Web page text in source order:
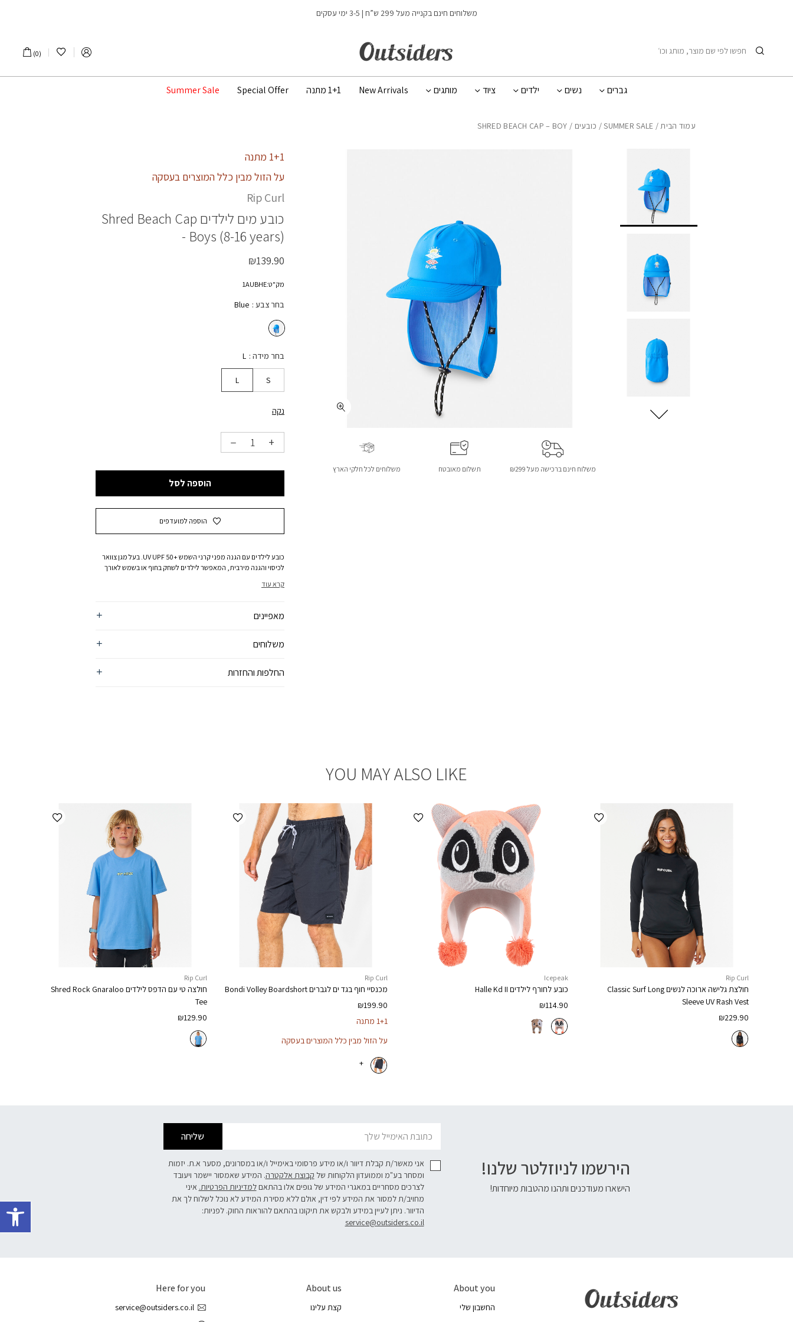
משלוחים חינם בקנייה מעל 299 ש”ח | 3-5 ימי עסקים
הרשימה שלי
0
חיפוש
גברים נשים ילדים ציוד מותגים New Arrivals 1+1 מתנה Special Offer
Summer Sale
עמוד הבית/
SUMMER SALE
/ כובעים / SHRED BEACH CAP – BOY
Rip Curl
כובע מים לילדים Shred Beach Cap
- Boys (8-16 years)
₪139.90
מק"ט:1AUBHE
1+1 מתנה
על הזול מבין כלל המוצרים בעסקה
בחר צבע Blue
בחר מידה L
S
L
נקה
הוספה לסל
הוספה למועדפים
כובע לילדים עם הגנה מפני קרני השמש +UV UPF 50. בעל מגן צוואר
לכיסוי והגנה מירבית, המאפשר לילדים לשחק בחוף או בשמש לאורך
מושלמת. מתאים לגילאי 8-16 שנים.
קרא עוד
מאפיינים
משלוחים
החלפות והחזרות
משלוח חינם ברכישה מעל ₪299 תשלום מאובטח משלוחים לכל חלקי הארץ
YOU MAY ALSO LIKE
הוספה למועדפים
Rip Curl
חולצת גלישה ארוכה לנשיםClassic Surf Long
Sleeve UV Rash Vest
₪229.90
הוספה למועדפים
Icepeak
כובע לחורף לילדים Halle Kd II
₪114.90
הוספה למועדפים
Rip Curl
מכנסיי חוף בגד ים לגבריםBondi Volley Boardshort
₪199.90
1+1 מתנה
על הזול מבין כלל המוצרים בעסקה
+
הוספה למועדפים
Rip Curl
חולצה טי עם הדפס לילדים Shred Rock Gnaraloo
Tee
₪129.90
הירשמו לניוזלטר שלנו!
הישארו מעודכנים ותהנו מהטבות מיוחדות!
שליחה
אני מאשר/ת קבלת דיוור ו/או מידע פרסומי באימייל ו/או במסרונים, מסער א.ת. יזמות
ומסחר בע"מ וממועדון הלקוחות של קבוצת אלקטרה. המידע שאמסור יישמר ויעובד
לצרכים מסחריים במאגרי המידע של גופים אלו בהתאםלמדיניות הפרטיות. איני
מחויב/ת למסור את המידע לפי דין, אולם ללא מסירת המידע לא נוכל לשלוח לך את
הדיוור. ניתן לעיין במידע ולבקש את תיקונו בהתאם להוראות החוק. לפניות:
service@outsiders.co.il
About you
החשבון שלי
About us
קצת עלינו
Here for you
service@outsiders.co.il